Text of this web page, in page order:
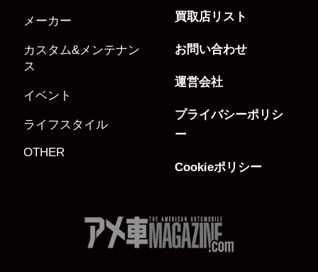
メーカー
カスタム&メンテナン
ス
イベント
ライフスタイル
OTHER
買取店リスト
お問い合わせ
運営会社
プライバシーポリシ
ー
Cookieポリシー